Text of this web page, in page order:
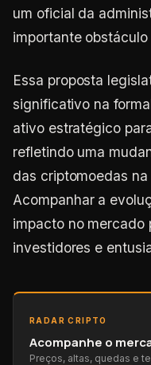
um oficial da
importante
Essa proposta
significativo na
ativo estratégico
refletindo uma
das criptomoedas
Acompanhar a
impacto no mercado
investidores e
RADAR CRIPTO
Acompanhe o
Preços, altas, quedas e